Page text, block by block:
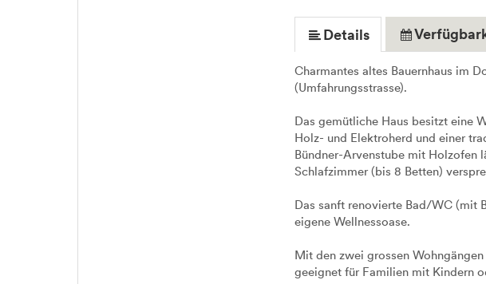
Details
Charmantes altes Bauernhaus im
(Umfahrungsstrasse).
Das gemütliche Haus besitzt eine
Holz- und Elektroherd und einer
Bündner-Arvenstube mit Holzofen
Schlafzimmer (bis 8 Betten)
Das sanft renovierte Bad/WC (mit
eigene Wellnessoase.
Mit den zwei grossen
geeignet für Familien mit Kindern